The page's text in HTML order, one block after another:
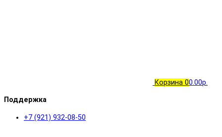
Корзина 00.00р.
Поддержка
+7 (921) 932-08-50